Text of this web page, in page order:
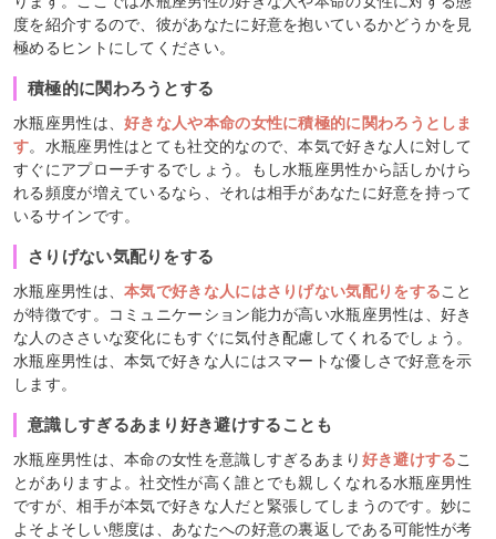
度を紹介するので、彼があなたに好意を抱いているかどうかを見
極めるヒントにしてください。
積極的に関わろうとする
水瓶座男性は、好きな人や本命の女性に積極的に関わろうとしま
す。水瓶座男性はとても社交的なので、本気で好きな人に対して
すぐにアプローチするでしょう。もし水瓶座男性から話しかけら
れる頻度が増えているなら、それは相手があなたに好意を持って
いるサインです。
さりげない気配りをする
水瓶座男性は、本気で好きな人にはさりげない気配りをすること
が特徴です。コミュニケーション能力が高い水瓶座男性は、好き
な人のささいな変化にもすぐに気付き配慮してくれるでしょう。
水瓶座男性は、本気で好きな人にはスマートな優しさで好意を示
します。
意識しすぎるあまり好き避けすることも
水瓶座男性は、本命の女性を意識しすぎるあまり 好き避けするこ
とがありますよ。社交性が高く誰とでも親しくなれる水瓶座男性
ですが、相手が本気で好きな人だと緊張してしまうのです。妙に
よそよそしい態度は、あなたへの好意の裏返しである可能性が考